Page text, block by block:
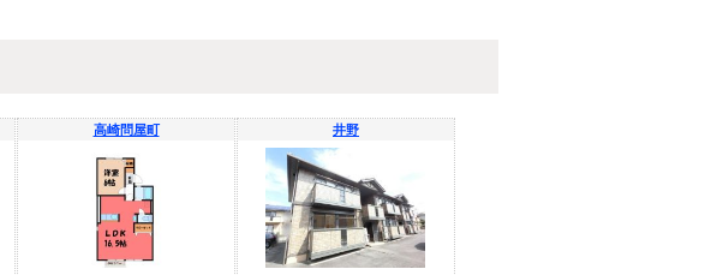
高崎問屋町 井野